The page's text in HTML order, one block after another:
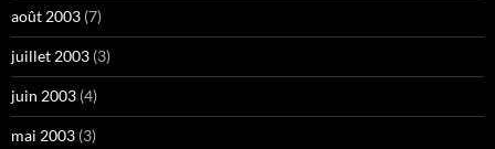
août 2003 (7)
juillet 2003 (3)
juin 2003 (4)
mai 2003 (3)